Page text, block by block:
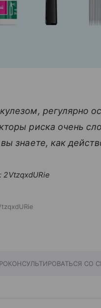
регулярно
риска очень
знаете, как
СО